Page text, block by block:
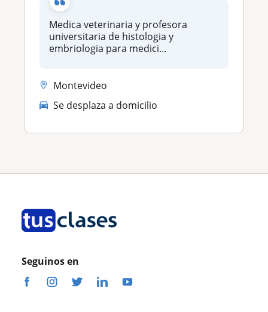
Medica veterinaria y profesora
universitaria de histologia y
embriologia para medici...
Montevideo
Se desplaza a domicilio
Seguinos en